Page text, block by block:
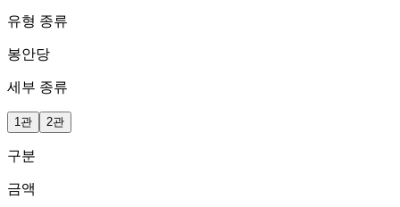
유형 종류
봉안당
세부 종류
1관 2관
구분
금액